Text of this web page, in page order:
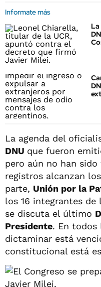
Informate más
La
La agenda del
DNU que fueron
pero aún no han
registros alcanzan
parte, Unión por la
los 16 integrantes de
se discuta el último
Presidente. En todos
dictaminar está
constitucional está